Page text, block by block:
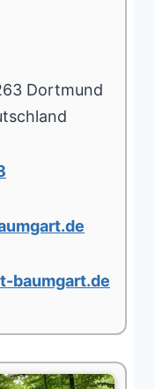
Dortmund
baumgart.de